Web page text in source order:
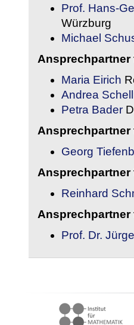
Prof. Hans-
Würzburg
Michael
Ansprechpartner
Maria Eirich
Andrea
Petra Bader
Ansprechpartner
Georg
Ansprechpartner
Reinhard
Ansprechpartner
Prof. Dr.